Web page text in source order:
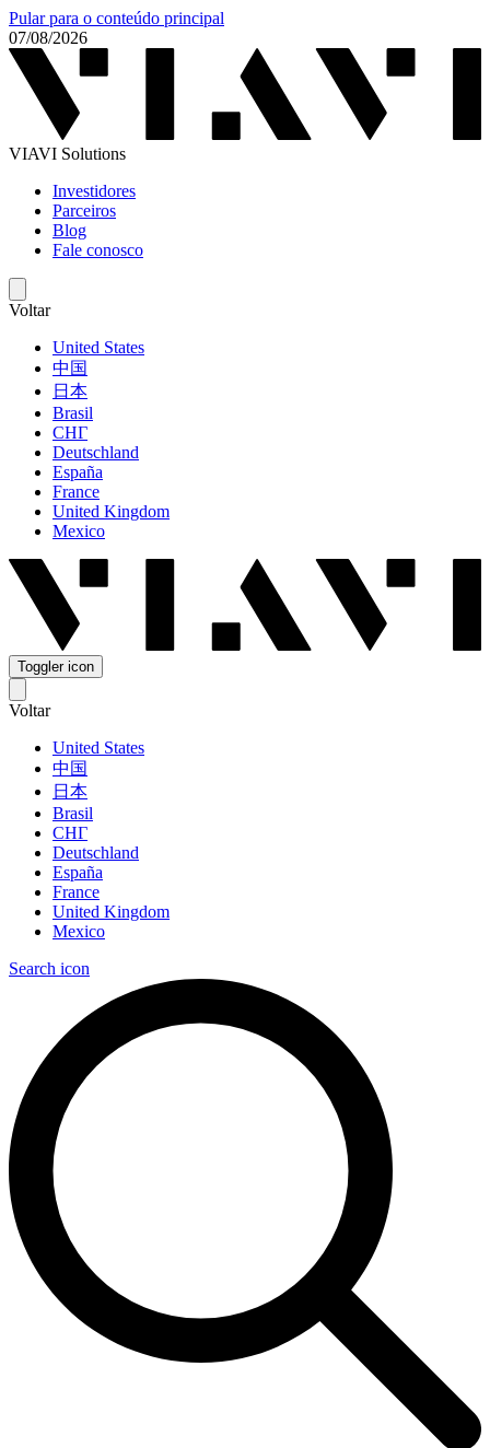
Pular para o conteúdo principal
07/08/2026
VIAVI Solutions
Investidores
Parceiros
Blog
Fale conosco
Voltar
United States
中国
日本
Brasil
СНГ
Deutschland
España
France
United Kingdom
Mexico
Toggler icon
Voltar
United States
中国
日本
Brasil
СНГ
Deutschland
España
France
United Kingdom
Mexico
Search icon